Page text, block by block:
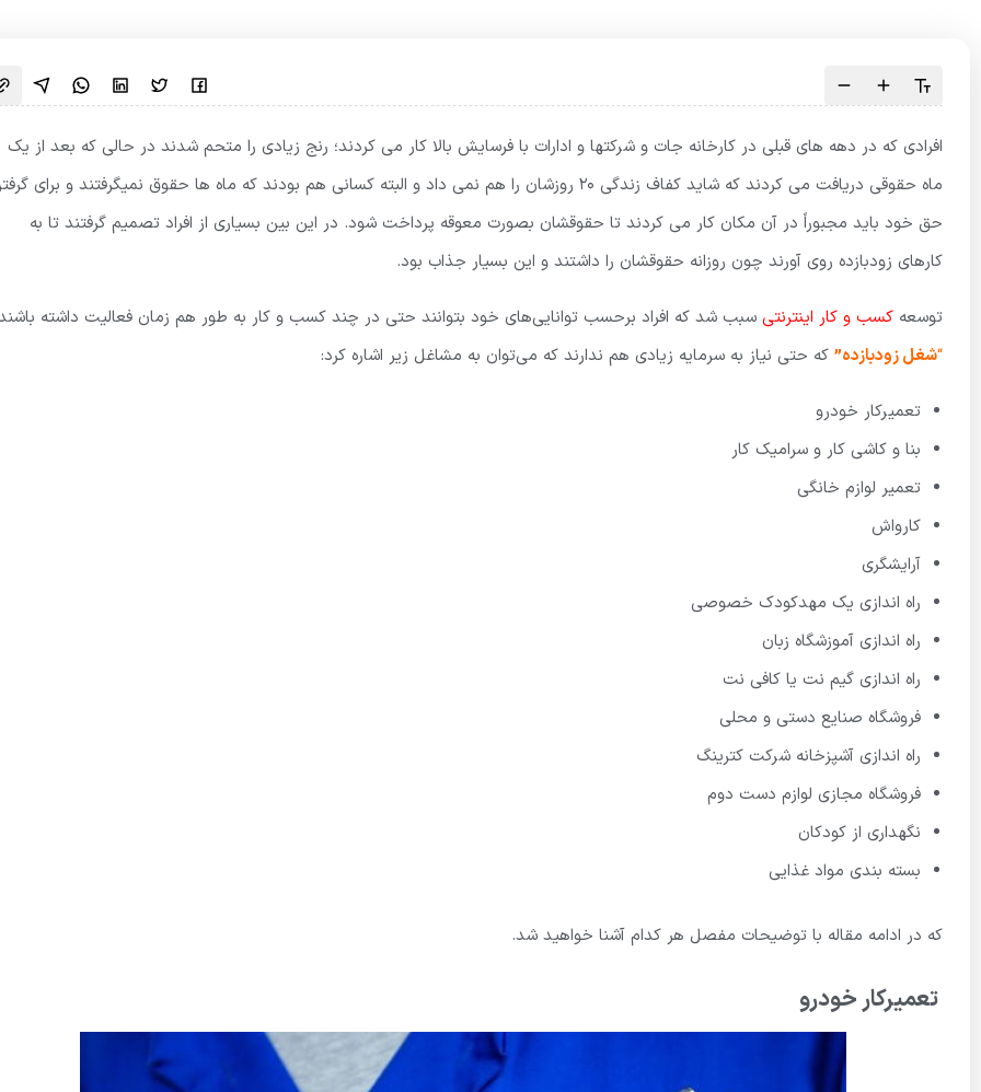
افرادی که در دهه های قبلی در کارخانه جات و شرکتها و ادارات با فرسایش بالا کار می کردند؛ رنج زیادی را متحم شدند در حالی که بعد از یک
ماه حقوقی دریافت می کردند که شاید کفاف زندگی 20 روزشان را هم نمی داد و البته کسانی هم بودند که ماه ها حقوق نمیگرفتند و برای
حق خود باید مجبوراً در آن مکان کار می کردند تا حقوقشان بصورت معوقه پرداخت شود. در این بین بسیاری از افراد تصمیم گرفتند تا به
کارهای زودبازده روی آورند چون روزانه حقوقشان را داشتند و این بسیار جذاب بود.
توسعه کسب و کار اینترنتی سبب شد که افراد برحسب توانایی‌های خود بتوانند حتی در چند کسب و کار به طور هم زمان فعالیت داشته
“شغل‌ زودبازده” که حتی نیاز به سرمایه زیادی هم ندارند که می‌توان به مشاغل زیر اشاره کرد:
تعمیرکار خودرو
بنا و کاشی کار و سرامیک کار
تعمیر لوازم خانگی
کارواش
آرایشگری
راه اندازی یک مهدکودک خصوصی
راه اندازی آموزشگاه زبان
راه اندازی گیم نت یا کافی نت
فروشگاه صنایع دستی و محلی
راه اندازی آشپزخانه شرکت کترینگ
فروشگاه مجازی لوازم دست دوم
نگهداری از کودکان
بسته بندی مواد غذایی
که در ادامه مقاله با توضیحات مفصل هر کدام آشنا خواهید شد.
تعمیرکار خودرو